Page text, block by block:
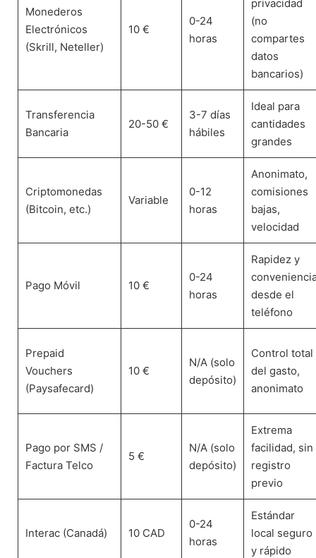
Monederos
Electrónicos
(Skrill, Neteller)
10 €
0-24
horas
privacidad
(no
compartes
datos
bancarios)
Transferencia
Bancaria
20-50 €
3-7 días
hábiles
Ideal para
cantidades
grandes
Criptomonedas
(Bitcoin, etc.)
Variable
0-12
horas
Anonimato,
comisiones
bajas,
velocidad
Pago Móvil 10 €
0-24
horas
Rapidez y
desde el
teléfono
Prepaid
Vouchers
(Paysafecard)
10 €
N/A (solo
depósito)
Control total
del gasto,
anonimato
Pago por SMS /
Factura Telco
5 €
N/A (solo
depósito)
Extrema
facilidad, sin
registro
previo
Interac (Canadá) 10 CAD
0-24
horas
Estándar
local seguro
y rápido